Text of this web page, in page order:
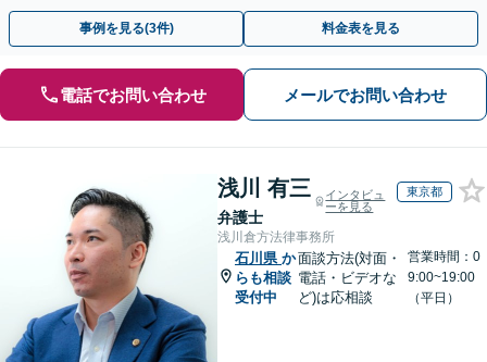
事例を見る(3件) 料金表を見る
電話でお問い合わせ メールでお問い合わせ
浅川 有三
弁護士
インタビュ
ーを見る
東京都
浅川倉方法律事務所
石川県 か
らも相談
受付中
面談方法(対面・
電話・ビデオな
ど)は応相談
営業時間：0
9:00~19:00
（平日）